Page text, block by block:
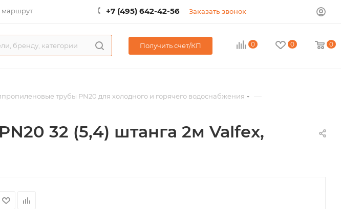
маршрут +7 (495) 642-42-56 Заказать звонок
Получить счет/КП 0 0 0
трубы PN20 для холодного и горячего водоснабжения —
32 (5,4) штанга 2м Valfex,